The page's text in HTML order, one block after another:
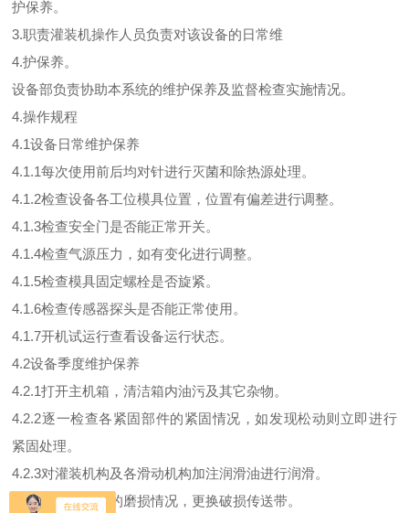
护保养。
3.职责灌装机操作人员负责对该设备的日常维
4.护保养。
设备部负责协助本系统的维护保养及监督检查实施情况。
4.操作规程
4.1设备日常维护保养
4.1.1每次使用前后均对针进行灭菌和除热源处理。
4.1.2检查设备各工位模具位置，位置有偏差进行调整。
4.1.3检查安全门是否能正常开关。
4.1.4检查气源压力，如有变化进行调整。
4.1.5检查模具固定螺栓是否旋紧。
4.1.6检查传感器探头是否能正常使用。
4.1.7开机试运行查看设备运行状态。
4.2设备季度维护保养
4.2.1打开主机箱，清洁箱内油污及其它杂物。
4.2.2逐一检查各紧固部件的紧固情况，如发现松动则立即进行
紧固处理。
4.2.3对灌装机构及各滑动机构加注润滑油进行润滑。
4.2.4检查传送带的磨损情况，更换破损传送带。